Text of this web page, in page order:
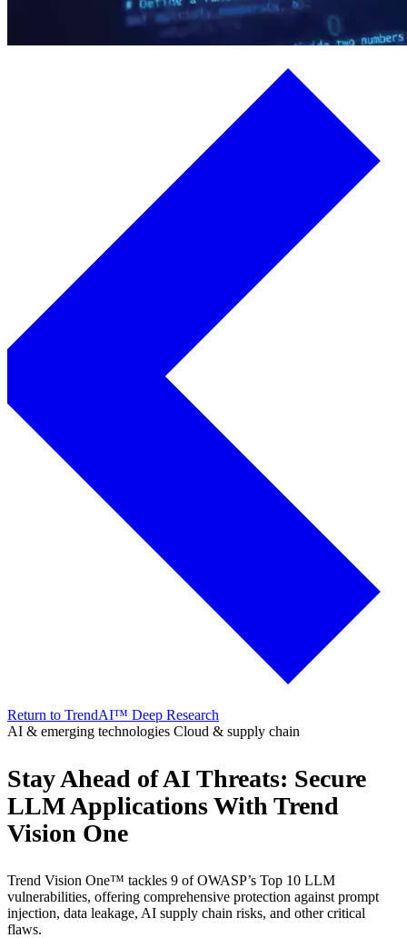
Return to TrendAI™ Deep Research
AI & emerging technologies Cloud & supply chain
Stay Ahead of AI Threats: Secure
LLM Applications With Trend
Vision One
Trend Vision One™ tackles 9 of OWASP’s Top 10 LLM
vulnerabilities, offering comprehensive protection against prompt
injection, data leakage, AI supply chain risks, and other critical
flaws.